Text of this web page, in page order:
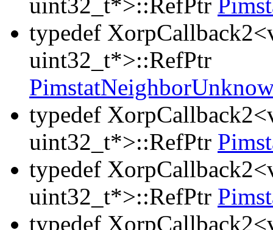
typedef
uint32_t*>::RefPtr
typedef
uint32_t*>::RefPtr
typedef
uint32_t*>::RefPtr
typedef